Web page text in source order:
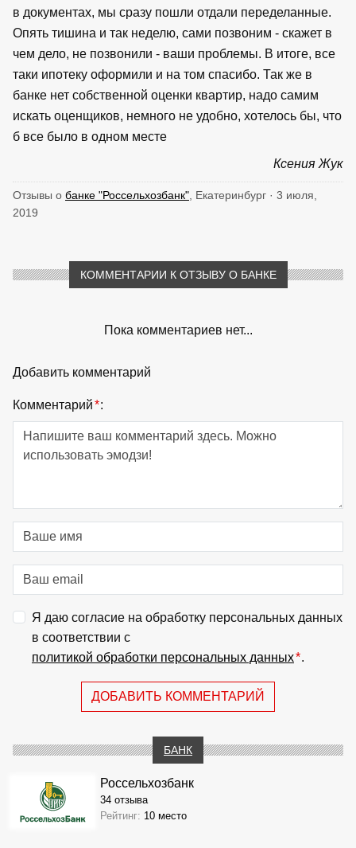
в документах, мы сразу пошли отдали переделанные.
Опять тишина и так неделю, сами позвоним - скажет в
чем дело, не позвонили - ваши проблемы. В итоге, все
таки ипотеку оформили и на том спасибо. Так же в
банке нет собственной оценки квартир, надо самим
искать оценщиков, немного не удобно, хотелось бы, что
б все было в одном месте
Ксения Жук
Отзывы о банке "Россельхозбанк" , Екатеринбург · 3 июля,
2019
КОММЕНТАРИИ К ОТЗЫВУ О БАНКЕ
Пока комментариев нет...
Добавить комментарий
Комментарий*:
Я даю согласие на обработку персональных данных
в соответствии с
политикой обработки персональных данных*.
ДОБАВИТЬ КОММЕНТАРИЙ
БАНК
Россельхозбанк
34 отзыва
Рейтинг: 10 место